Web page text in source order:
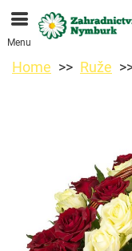
Objednávky
Najskorší možný
Menu
Home Ruže